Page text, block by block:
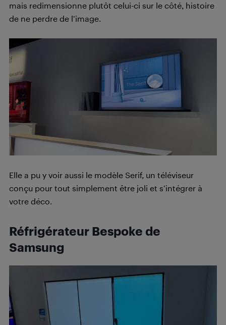
mais redimensionne plutôt celui-ci sur le côté, histoire
de ne perdre de l’image.
Elle a pu y voir aussi le modèle Serif, un téléviseur
conçu pour tout simplement être joli et s’intégrer à
votre déco.
Réfrigérateur Bespoke de
Samsung